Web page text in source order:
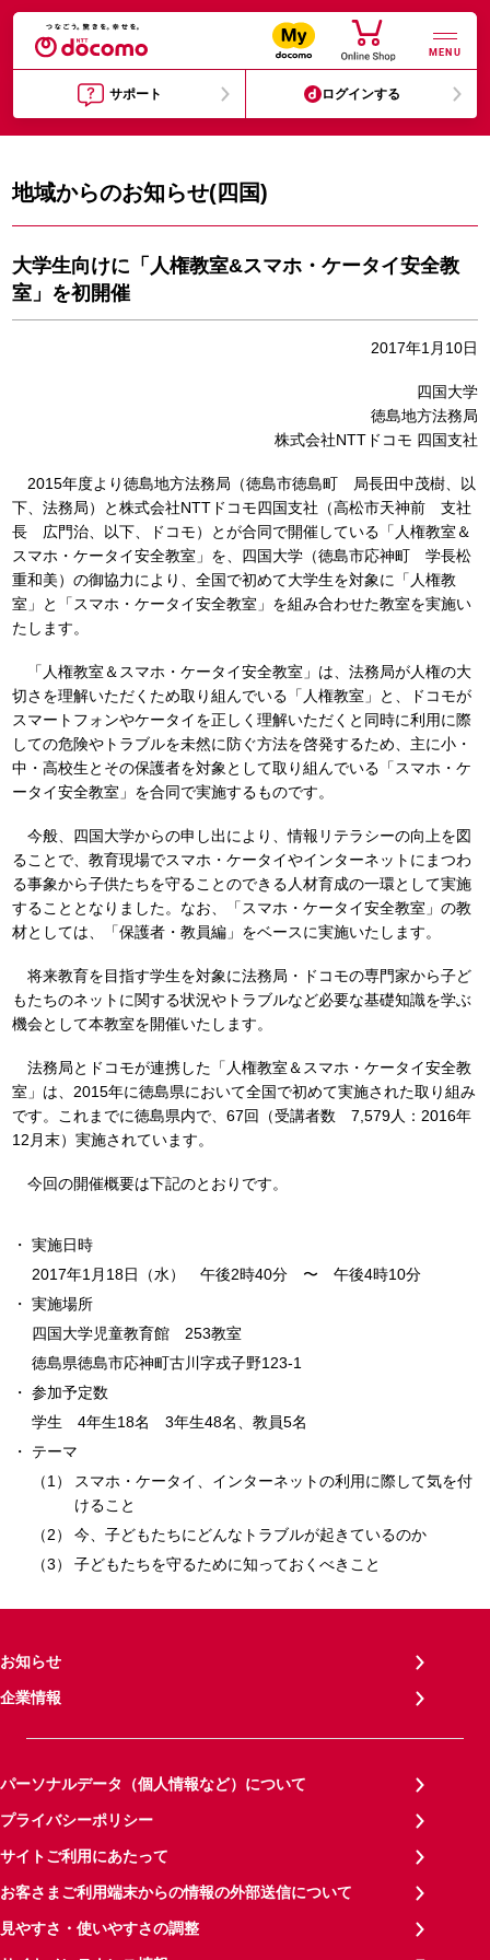
MENU
サポート ログインする
地域からのお知らせ(四国)
大学生向けに「人権教室&スマホ・ケータイ安全教
室」を初開催
2017年1月10日
四国大学
徳島地方法務局
株式会社NTTドコモ 四国支社
2015年度より徳島地方法務局（徳島市徳島町 局長田中茂樹、以
下、法務局）と株式会社NTTドコモ四国支社（高松市天神前 支社
長 広門治、以下、ドコモ）とが合同で開催している「人権教室＆
スマホ・ケータイ安全教室」を、四国大学（徳島市応神町 学長松
重和美）の御協力により、全国で初めて大学生を対象に「人権教
室」と「スマホ・ケータイ安全教室」を組み合わせた教室を実施い
たします。
「人権教室＆スマホ・ケータイ安全教室」は、法務局が人権の大
切さを理解いただくため取り組んでいる「人権教室」と、ドコモが
スマートフォンやケータイを正しく理解いただくと同時に利用に際
しての危険やトラブルを未然に防ぐ方法を啓発するため、主に小・
中・高校生とその保護者を対象として取り組んでいる「スマホ・ケ
ータイ安全教室」を合同で実施するものです。
今般、四国大学からの申し出により、情報リテラシーの向上を図
ることで、教育現場でスマホ・ケータイやインターネットにまつわ
る事象から子供たちを守ることのできる人材育成の一環として実施
することとなりました。なお、「スマホ・ケータイ安全教室」の教
材としては、「保護者・教員編」をベースに実施いたします。
将来教育を目指す学生を対象に法務局・ドコモの専門家から子ど
もたちのネットに関する状況やトラブルなど必要な基礎知識を学ぶ
機会として本教室を開催いたします。
法務局とドコモが連携した「人権教室＆スマホ・ケータイ安全教
室」は、2015年に徳島県において全国で初めて実施された取り組み
です。これまでに徳島県内で、67回（受講者数 7,579人：2016年
12月末）実施されています。
今回の開催概要は下記のとおりです。
実施日時
2017年1月18日（水） 午後2時40分 〜 午後4時10分
実施場所
四国大学児童教育館 253教室
徳島県徳島市応神町古川字戎子野123-1
参加予定数
学生 4年生18名 3年生48名、教員5名
テーマ
スマホ・ケータイ、インターネットの利用に際して気を付
けること
今、子どもたちにどんなトラブルが起きているのか
子どもたちを守るために知っておくべきこと
お知らせ
企業情報
パーソナルデータ（個人情報など）について
プライバシーポリシー
サイトご利用にあたって
お客さまご利用端末からの情報の外部送信について
見やすさ・使いやすさの調整